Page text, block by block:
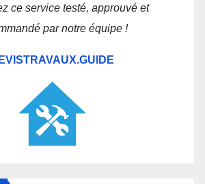
ce service testé, approuvé et
par notre équipe !